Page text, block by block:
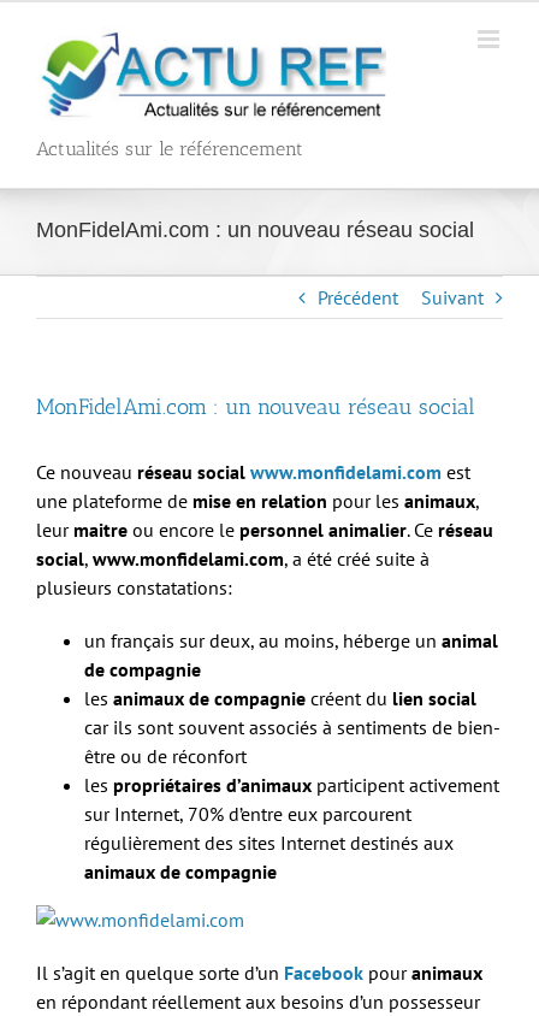
contenu
Actualités sur le référencement
MonFidelAmi.com : un nouveau réseau social
Précédent Suivant
MonFidelAmi.com : un nouveau réseau social
Ce nouveau réseau social www.monfidelami.com est
une plateforme de mise en relation pour les animaux,
leurmaitre ou encore le personnel animalier. Ce réseau
social, www.monfidelami.com, a été créé suite à
plusieurs constatations:
un français sur deux, au moins, héberge un animal
de compagnie
les animaux de compagnie créent du lien social
car ils sont souvent associés à sentiments de bien-
être ou de réconfort
les propriétaires d’animaux participent activement
sur Internet, 70% d’entre eux parcourent
régulièrement des sites Internet destinés aux
animaux de compagnie
Il s’agit en quelque sorte d’un Facebook pouranimaux
en répondant réellement aux besoins d’un possesseur